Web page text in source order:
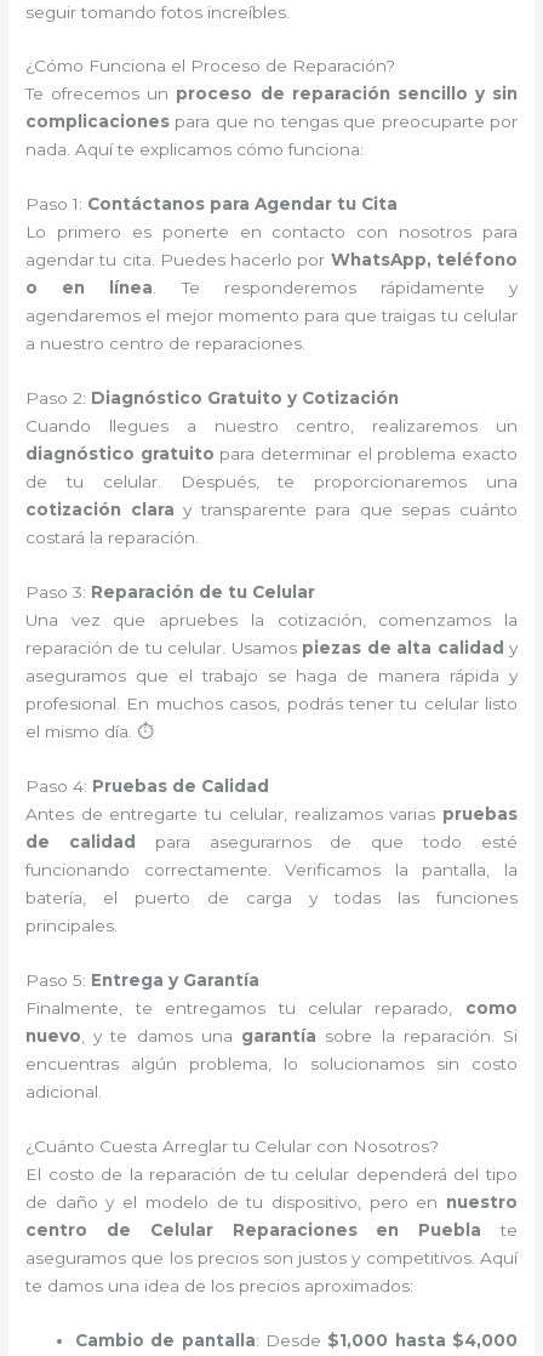
seguir tomando fotos increíbles.
¿Cómo Funciona el Proceso de Reparación?
Te ofrecemos un proceso de reparación sencillo y sin
complicaciones para que no tengas que preocuparte por
nada. Aquí te explicamos cómo funciona:
Paso 1: Contáctanos para Agendar tu Cita
Lo primero es ponerte en contacto con nosotros para
agendar tu cita. Puedes hacerlo por WhatsApp, teléfono
o en línea. Te responderemos rápidamente y
agendaremos el mejor momento para que traigas tu celular
a nuestro centro de reparaciones.
Paso 2: Diagnóstico Gratuito y Cotización
Cuando llegues a nuestro centro, realizaremos un
diagnóstico gratuito para determinar el problema exacto
de tu celular. Después, te proporcionaremos una
cotización clara y transparente para que sepas cuánto
costará la reparación.
Paso 3: Reparación de tu Celular
Una vez que apruebes la cotización, comenzamos la
reparación de tu celular. Usamos piezas de alta calidad y
aseguramos que el trabajo se haga de manera rápida y
profesional. En muchos casos, podrás tener tu celular listo
el mismo día. ⏱️
Paso 4: Pruebas de Calidad
Antes de entregarte tu celular, realizamos varias pruebas
de calidad
para asegurarnos de que todo esté
funcionando correctamente. Verificamos la pantalla, la
batería, el puerto de carga y todas las funciones
principales.
Paso 5: Entrega y Garantía
Finalmente, te entregamos tu celular reparado, como
nuevo , y te damos una garantía sobre la reparación. Si
encuentras algún problema, lo solucionamos sin costo
adicional.
¿Cuánto Cuesta Arreglar tu Celular con Nosotros?
El costo de la reparación de tu celular dependerá del tipo
de daño y el modelo de tu dispositivo, pero en nuestro
centro de Celular Reparaciones en Puebla te
aseguramos que los precios son justos y competitivos. Aquí
te damos una idea de los precios aproximados:
Cambio de pantalla: Desde $1,000 hasta $4,000